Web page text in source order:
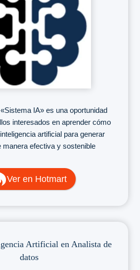
IA» es una oportunidad
interesados en aprender cómo
artificial para generar
manera efectiva y sostenible
Ver en Hotmart
Artificial en Analista de
datos